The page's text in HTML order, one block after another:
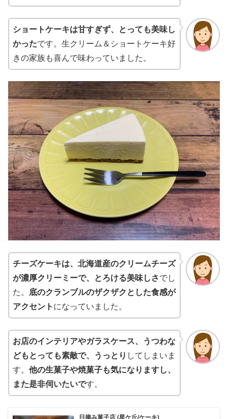
ショートケーキは甘すぎず、とっても美味し
かったです。生クリーム＆ショートケーキ好
きの家族も喜んで味わっていました。
チーズケーキは、北海道産のクリームチーズ
が濃厚クリーミーで、とろける美味しさでし
た。 底のクランブルのザクザクとした食感が
アクセント になっていました。
お店のインテリアやガラスケース、うつわな
どもとっても素敵で、うっとり してしまいま
す。 他の生菓子や焼菓子も気になりますし、
また是非伺いたいです。
日摘み菓子店 (星ケ丘/ケーキ)